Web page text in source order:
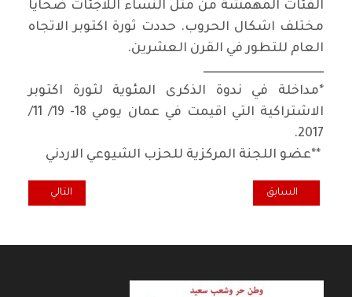
الفئات المهمشة من مثل النساء اللاجئات ضحايا
مختلف اشكال الحروب. حددت ثورة اكتوبر الاتجاه
العام للتطور في القرن العشرين.
ـــــــــــــــــــــــــــــــــــــــــــــــــــ
*مداخلة في ندوة الذكرى المئوية لثورة اكتوبر
الاشتراكية التي اقيمت في عمان يومي 18- 19/ 11/
2017
.
**عضو اللجنة المركزية للحزب الشيوعي الاردني
المقال السابق: من النداءات الاولى لثورة اكتوبر الاشتراكية
السابق المقال التالي:
التالي